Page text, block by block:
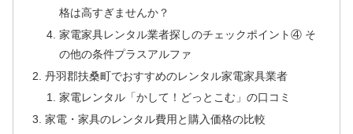
格は高すぎませんか？
家電家具レンタル業者探しのチェックポイント④ そ
の他の条件プラスアルファ
丹羽郡扶桑町でおすすめのレンタル家電家具業者
家電レンタル「かして！どっとこむ」の口コミ
家電・家具のレンタル費用と購入価格の比較